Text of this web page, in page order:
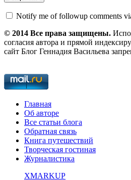
Notify me of followup comments
© 2014 Все права защищены.
согласия автора и прямой
сайт Блог Геннадия Васильева
Главная
Об авторе
Все статьи блога
Обратная связь
Книга путешествий
Творческая гостиная
Журналистика
XMARKUP